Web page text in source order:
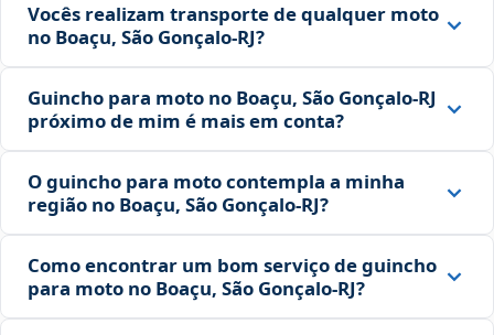
Vocês realizam transporte de qualquer moto
no Boaçu, São Gonçalo‑RJ?
Guincho para moto no Boaçu, São Gonçalo‑RJ
próximo de mim é mais em conta?
O guincho para moto contempla a minha
região no Boaçu, São Gonçalo‑RJ?
Como encontrar um bom serviço de guincho
para moto no Boaçu, São Gonçalo‑RJ?